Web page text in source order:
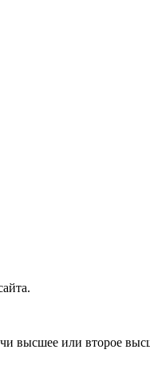
или второе